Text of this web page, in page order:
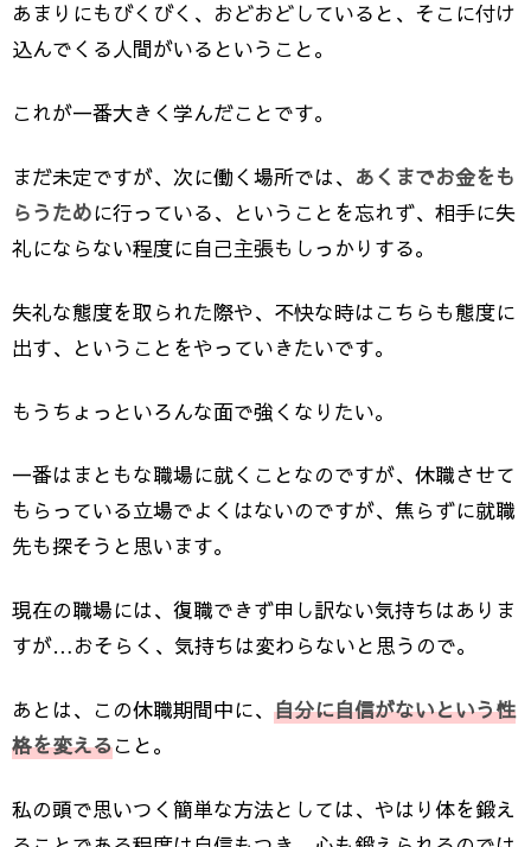
あまりにもびくびく、おどおどしていると、そこに付け
込んでくる人間がいるということ。
これが一番大きく学んだことです。
まだ未定ですが、次に働く場所では、 あくまでお金をも
らうために行っている、ということを忘れず、相手に失
礼にならない程度に自己主張もしっかりする。
失礼な態度を取られた際や、不快な時はこちらも態度に
出す、ということをやっていきたいです。
もうちょっといろんな面で強くなりたい。
一番はまともな職場に就くことなのですが、休職させて
もらっている立場でよくはないのですが、焦らずに就職
先も探そうと思います。
現在の職場には、復職できず申し訳ない気持ちはありま
すが…おそらく、気持ちは変わらないと思うので。
あとは、この休職期間中に、 自分に自信がないという性
格を変えること。
私の頭で思いつく簡単な方法としては、やはり体を鍛え